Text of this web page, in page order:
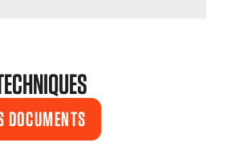
DOCUMENTS